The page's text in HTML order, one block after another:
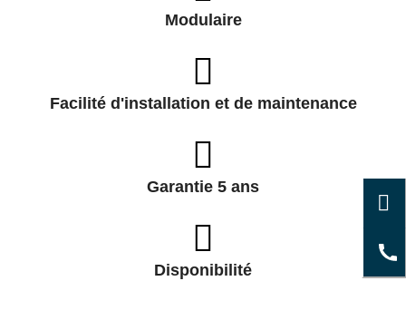
Modulaire
Facilité d'installation et de maintenance
Garantie 5 ans
Disponibilité